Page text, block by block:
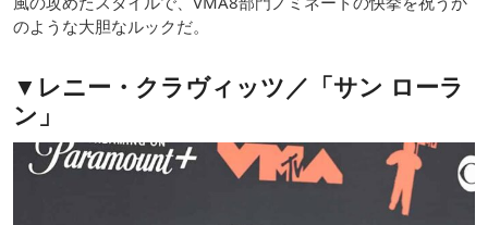
のような大胆なルックだ。
▼レニー・クラヴィッツ／「サン ローラ
ン」